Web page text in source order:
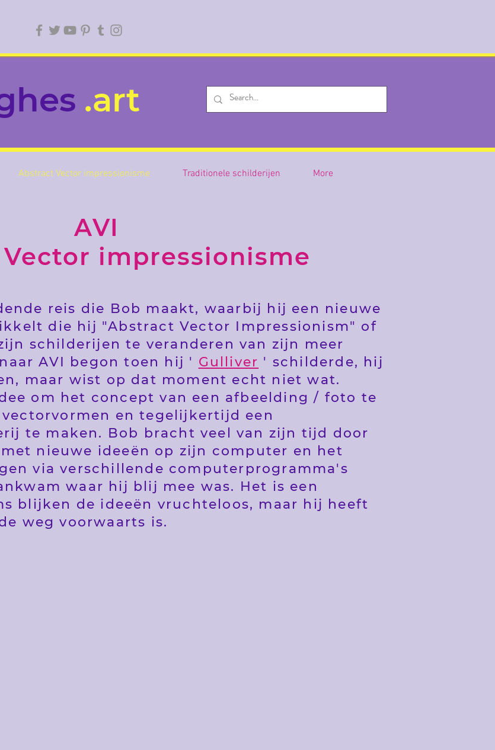
.art
Abstract Vector impressionisme Traditionele schilderijen More
AVI
impressionisme
reis die Bob maakt, waarbij hij een nieuwe
die hij "Abstract Vector Impressionism" of
schilderijen te veranderen van zijn meer
AVI begon toen hij ' Gulliver ' schilderde, hij
maar wist op dat moment echt niet wat.
om het concept van een afbeelding / foto te
en tegelijkertijd een
te maken. Bob bracht veel van zijn tijd door
nieuwe ideeën op zijn computer en het
via verschillende computerprogramma's
waar hij blij mee was. Het is een
blijken de ideeën vruchteloos, maar hij heeft
weg voorwaarts is.